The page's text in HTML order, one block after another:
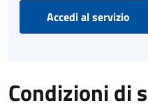
Accedi al servizio
Condizioni di